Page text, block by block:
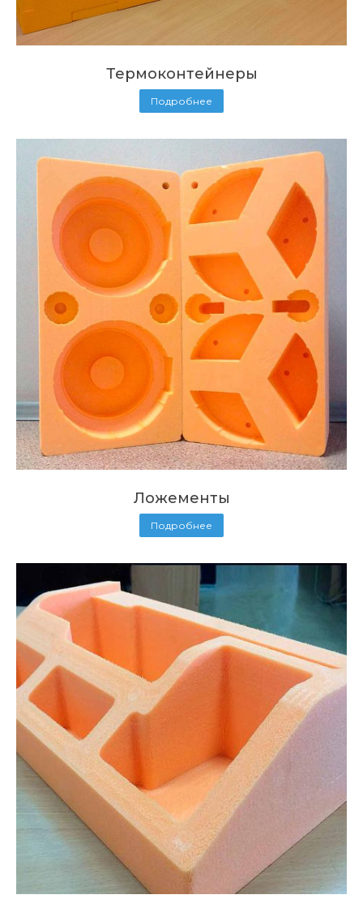
Термоконтейнеры
Подробнее
Ложементы
Подробнее